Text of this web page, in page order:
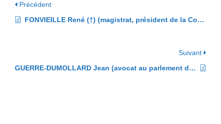
Précédent
FONVIEILLE René (†) (magistrat, président de la Cour d’Appel de Grenoble, premier président du CSVG)
Suivant
GUERRE-DUMOLLARD Jean (avocat au parlement de Grenoble au 18ème s.)